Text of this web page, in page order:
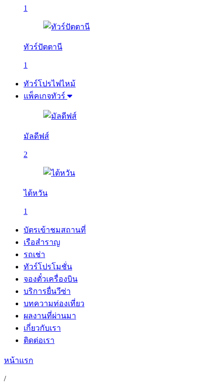
1
ทัวร์ปัตตานี
1
ทัวร์โปรไฟไหม้
แพ็คเกจทัวร์
มัลดีฟส์
2
ไต้หวัน
1
บัตรเข้าชมสถานที่
เรือสำราญ
รถเช่า
ทัวร์โปรโมชั่น
จองตั๋วเครื่องบิน
บริการยื่นวีซ่า
บทความท่องเที่ยว
ผลงานที่ผ่านมา
เกี่ยวกับเรา
ติดต่อเรา
หน้าแรก
/